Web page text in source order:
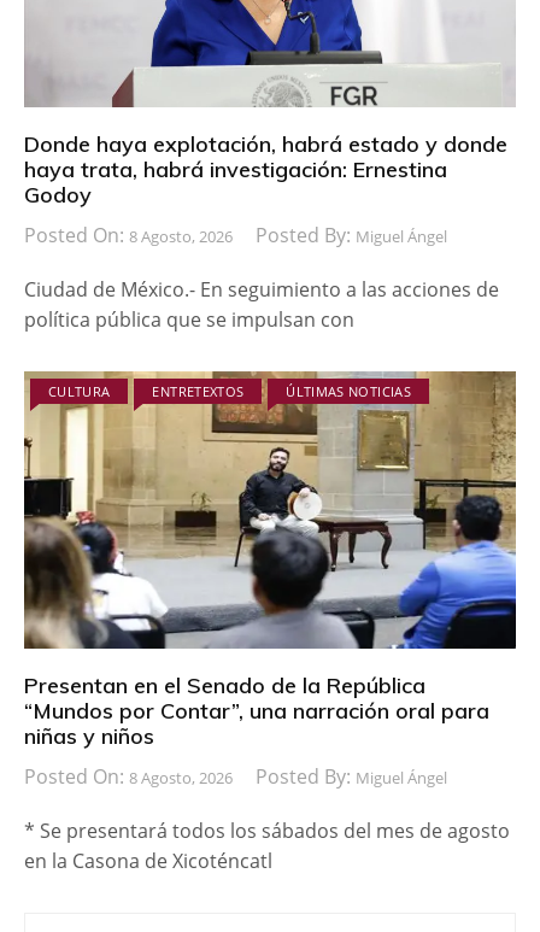
Donde haya explotación, habrá estado y donde
haya trata, habrá investigación: Ernestina
Godoy
Posted On: 8 Agosto, 2026 Posted By: Miguel Ángel
Ciudad de México.- En seguimiento a las acciones de
política pública que se impulsan con
CULTURA ENTRETEXTOS ÚLTIMAS NOTICIAS
Presentan en el Senado de la República
“Mundos por Contar”, una narración oral para
niñas y niños
Posted On: 8 Agosto, 2026 Posted By: Miguel Ángel
* Se presentará todos los sábados del mes de agosto
en la Casona de Xicoténcatl